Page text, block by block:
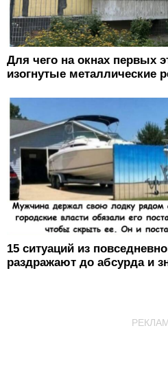
Для чего на окнах первых
изогнутые металлические
15 ситуаций из
раздражают до абсурда и